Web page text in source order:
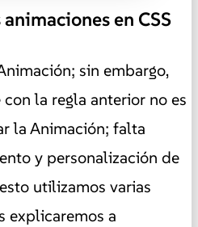
en CSS
sin embargo,
la regla anterior no es
la Animación; falta
y personalización de
utilizamos varias
explicaremos a